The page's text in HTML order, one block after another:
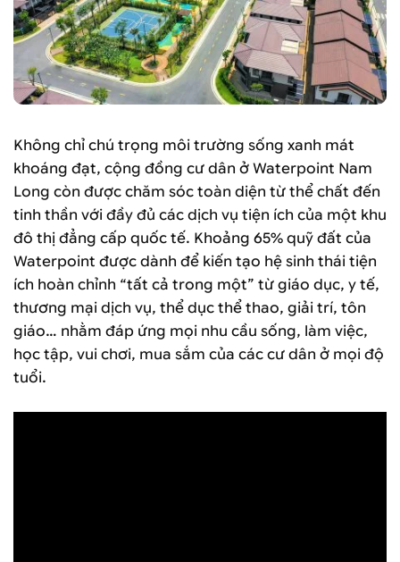
Không chỉ chú trọng môi trường sống xanh mát
khoáng đạt, cộng đồng cư dân ở Waterpoint Nam
Long còn được chăm sóc toàn diện từ thể chất đến
tinh thần với đầy đủ các dịch vụ tiện ích của một khu
đô thị đẳng cấp quốc tế. Khoảng 65% quỹ đất của
Waterpoint được dành để kiến tạo hệ sinh thái tiện
ích hoàn chỉnh “tất cả trong một” từ giáo dục, y tế,
thương mại dịch vụ, thể dục thể thao, giải trí, tôn
giáo… nhằm đáp ứng mọi nhu cầu sống, làm việc,
học tập, vui chơi, mua sắm của các cư dân ở mọi độ
tuổi.